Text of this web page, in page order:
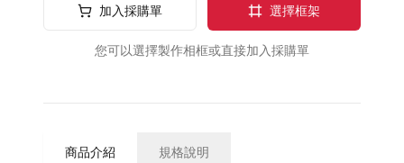
加入採購單 選擇框架
您可以選擇製作相框或直接加入採購單
商品介紹 規格說明